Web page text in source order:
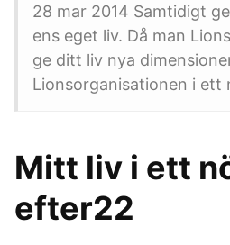
28 mar 2014 Samtidigt
ens eget liv. Då man
ge ditt liv nya
Lionsorganisationen i ett
Mitt liv i ett
efter22